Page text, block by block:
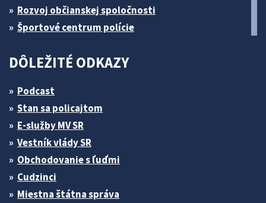
Rozvoj občianskej spoločnosti
Športové centrum polície
DÔLEŽITÉ ODKAZY
Podcast
Stan sa policajtom
E-služby MV SR
Vestník vlády SR
Obchodovanie s ľuďmi
Cudzinci
Miestna štátna správa